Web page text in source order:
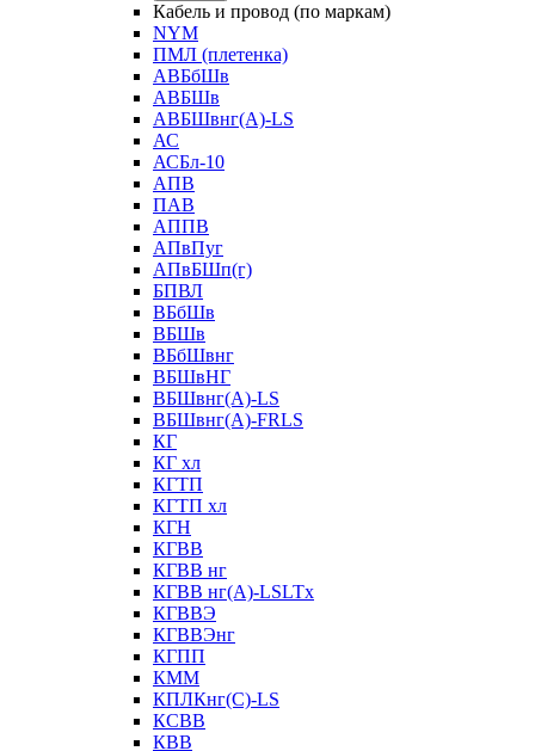
Кабель и провод (по маркам)
NYM
ПМЛ (плетенка)
АВБбШв
АВБШв
АВБШвнг(А)-LS
АС
АСБл-10
АПВ
ПАВ
АППВ
АПвПуг
АПвБШп(г)
БПВЛ
ВБбШв
ВБШв
ВБбШвнг
ВБШвНГ
ВБШвнг(А)-LS
ВБШвнг(А)-FRLS
КГ
КГ хл
КГТП
КГТП хл
КГН
КГВВ
КГВВ нг
КГВВ нг(А)-LSLTx
КГВВЭ
КГВВЭнг
КГПП
КММ
КПЛКнг(C)-LS
КСВВ
КВВ